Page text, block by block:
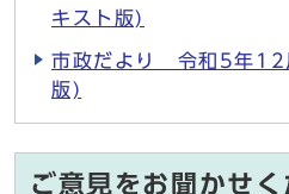
キスト版)
市政だより 令和5年
版)
ご意見をお聞かせく